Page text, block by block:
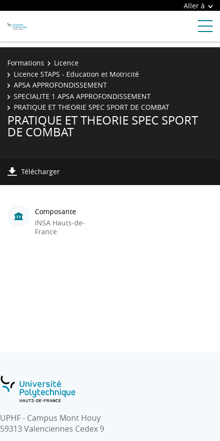
Aller à
Formations
Licence
Licence STAPS - Education et Motricité
APSA APPROFONDISSEMENT
SPECIALITE 1 APSA APPROFONDISSEMENT
PRATIQUE ET THEORIE SPEC SPORT DE COMBAT
PRATIQUE ET THEORIE SPEC SPORT
DE COMBAT
Télécharger
Composante
INSA Hauts-de-
France
UPHF - Campus Mont Houy
59313 Valenciennes Cedex 9